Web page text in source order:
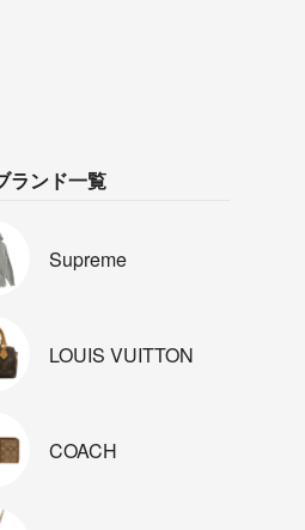
ランド一覧
Supreme
LOUIS VUITTON
COACH